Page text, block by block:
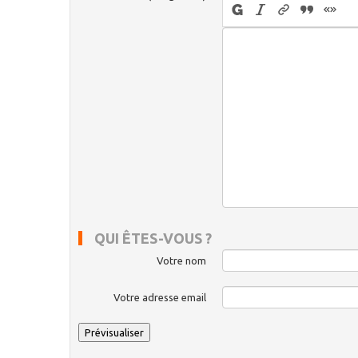
QUI ÊTES-VOUS ?
Votre nom
Votre adresse email